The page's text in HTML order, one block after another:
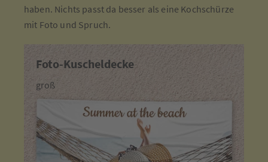
haben. Nichts passt da besser als eine Kochschürze
mit Foto und Spruch.
Foto-Kuscheldecke
groß